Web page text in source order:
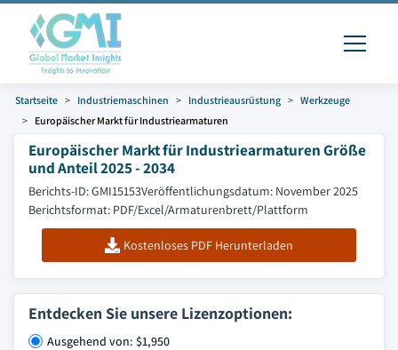
Startseite Industriemaschinen Industrieausrüstung
Werkzeuge
Europäischer Markt für Industriearmaturen
Europäischer Markt für Industriearmaturen Größe
und Anteil 2025 - 2034
Berichts-ID: GMI15153Veröffentlichungsdatum: November 2025
Berichtsformat: PDF/Excel/Armaturenbrett/Plattform
Kostenloses PDF Herunterladen
Entdecken Sie unsere Lizenzoptionen:
Ausgehend von: $1,950